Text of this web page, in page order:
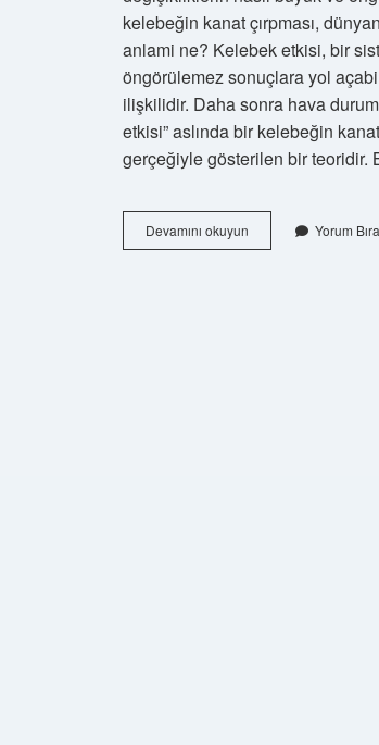
kelebeğin kanat çırpması,
anlami ne? Kelebek etkisi, bir
öngörülemez sonuçlara yol
ilişkilidir. Daha sonra hava
etkisi” aslında bir kelebeğin
gerçeğiyle gösterilen bir
Devamını okuyun Kelebek
Etkisi
Yorum